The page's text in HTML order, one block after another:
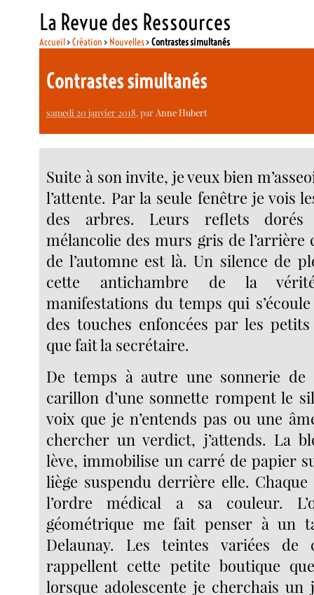
La Revue des Ressources
Accueil>Création > Nouvelles>Contrastes simultanés
Contrastes simultanés
samedi 20 janvier 2018, parAnne Hubert
Suite à son invite, je veux bien
l’attente. Par la seule fenêtre je vois
des arbres. Leurs reflets dorés
mélancolie des murs gris de l’arrière
de l’automne est là. Un silence de
cette antichambre de la
manifestations du temps qui
des touches enfoncées par les petits
que fait la secrétaire.
De temps à autre une sonnerie de
carillon d’une sonnette rompent le
voix que je n’entends pas ou une
chercher un verdict, j’attends. La
lève, immobilise un carré de papier
liège suspendu derrière elle.
l’ordre médical a sa couleur.
géométrique me fait penser à un
Delaunay. Les teintes variées de
rappellent cette petite boutique
lorsque adolescente je cherchais un